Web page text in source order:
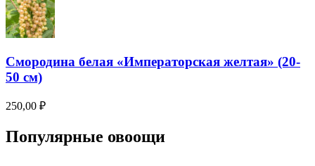
Смородина белая «Императорская желтая» (20-
50 см)
250,00 ₽
Популярные овоощи